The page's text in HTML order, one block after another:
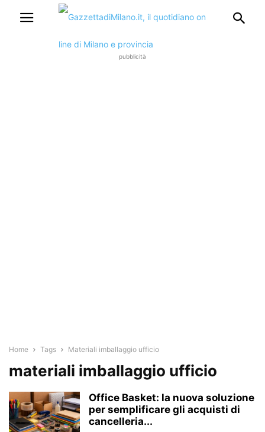
pubblicità
Home Tags Materiali imballaggio ufficio
materiali imballaggio ufficio
Office Basket: la nuova soluzione
per semplificare gli acquisti di
cancelleria...